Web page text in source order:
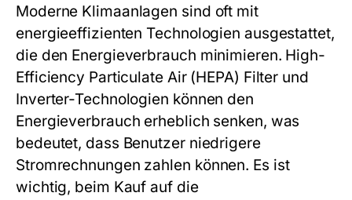
Moderne Klimaanlagen sind oft mit
energieeffizienten Technologien ausgestattet,
die den Energieverbrauch minimieren. High-
Efficiency Particulate Air (HEPA) Filter und
Inverter-Technologien können den
Energieverbrauch erheblich senken, was
bedeutet, dass Benutzer niedrigere
Stromrechnungen zahlen können. Es ist
wichtig, beim Kauf auf die